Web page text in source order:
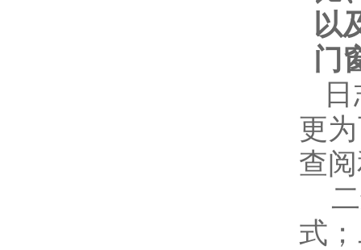
以
门
更
查
二
式